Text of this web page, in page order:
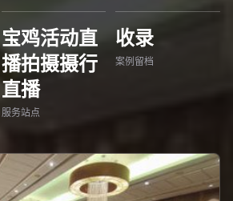
宝鸡活动直
播拍摄摄行
直播
服务站点
收录
案例留档